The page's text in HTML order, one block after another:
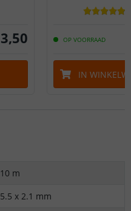
3,50 OP VOORRAAD
IN
10 m
5.5 x 2.1 mm